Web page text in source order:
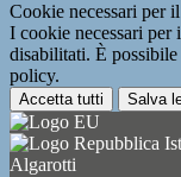
Cookie necessari per
I cookie necessari per
disabilitati. È
policy.
Accetta tutti Salva
Algarotti